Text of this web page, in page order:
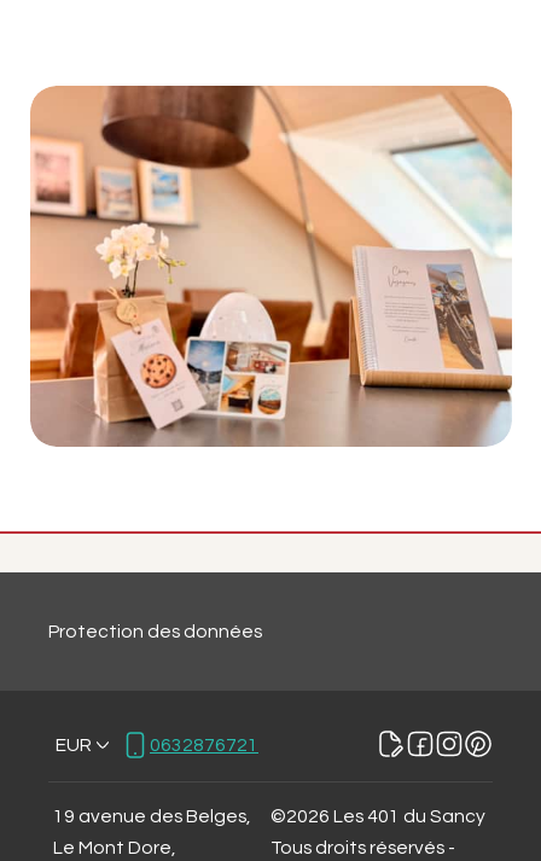
Protection des données
EUR 0632876721
19 avenue des Belges,
Le Mont Dore,
©2026 Les 401 du Sancy
Tous droits réservés -